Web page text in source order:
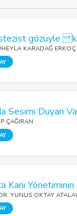
KARADAĞ ERKOÇ
ÇAĞIRAN
YUNUS OKTAY